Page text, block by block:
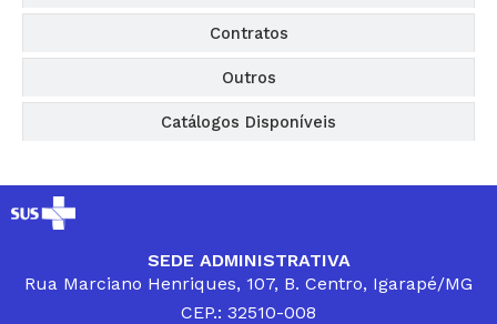
Contratos
Outros
Catálogos Disponíveis
SEDE ADMINISTRATIVA
Rua Marciano Henriques, 107, B. Centro, Igarapé/MG
CEP.: 32510-008